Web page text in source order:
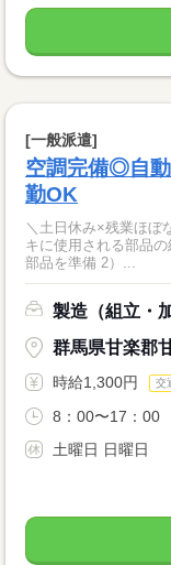
[一般派遣]
空調完備◎自
勤OK
＼土日休み×残業ほぼ
キに使用される部品の組立作業です。
部品を準備 2）...
製造（組立・
群馬県甘楽郡
時給1,300円 交
8：00〜17：00
土曜日 日曜日